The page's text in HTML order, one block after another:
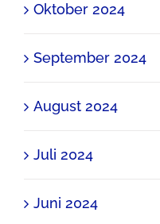
Oktober 2024
September 2024
August 2024
Juli 2024
Juni 2024